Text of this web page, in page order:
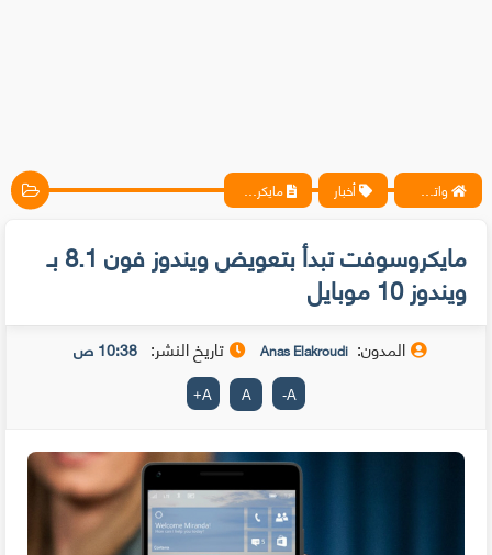
واتس آب ، فيسبوك ، أنترنت ، شروحات تقنية حصرية - المحترف أخبار مايكروسوفت تبدأ بتعويض ويندوز فون 8.1 بـ ويندوز 10 موبايل
مايكروسوفت تبدأ بتعويض ويندوز فون 8.1 بـ
ويندوز 10 موبايل
المدون: Anas Elakroudi تاريخ النشر: 10:38 ص
A
-
A
A
+